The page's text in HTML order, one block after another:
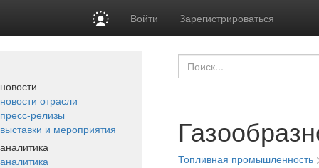
Войти Зарегистрироваться
новости
новости отрасли
пресс-релизы
выставки и мероприятия
аналитика
аналитика
Топливная промышленность